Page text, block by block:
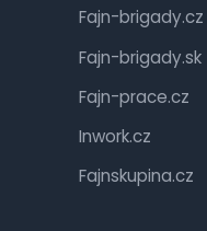
Fajn-brigady.cz
Fajn-brigady.sk
Fajn-prace.cz
Inwork.cz
Fajnskupina.cz